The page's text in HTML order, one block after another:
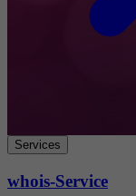
Services
whois-Service